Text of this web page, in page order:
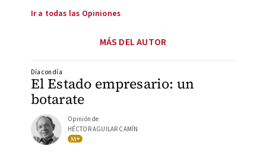
Ir a todas las Opiniones
MÁS DEL AUTOR
El Estado empresario: un
botarate
Día con día
Opinión de
HÉCTOR AGUILAR CAMÍN